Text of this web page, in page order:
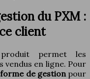
du PXM :
client
permet les
en ligne. Pour
de gestionpour